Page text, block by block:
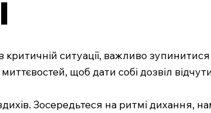
ситуації, важливо
щоб дати собі дозвіл
Зосередьтеся на ритмі дихання,